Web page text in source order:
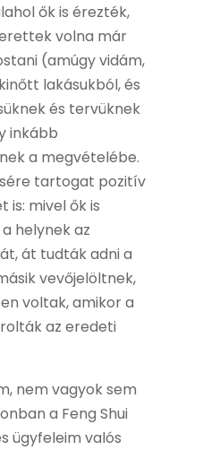
ők is érezték,
volna már
(amúgy vidám,
lakásukból, és
és tervüknek
inkább
a megvételébe.
tartogat pozitív
is: mivel ők is
helynek az
át tudták adni a
vevőjelöltnek,
voltak, amikor a
az eredeti
nem vagyok sem
a Feng Shui
ügyfeleim valós